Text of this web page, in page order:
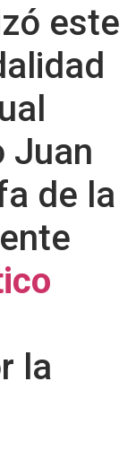
este
Juan
de la
la